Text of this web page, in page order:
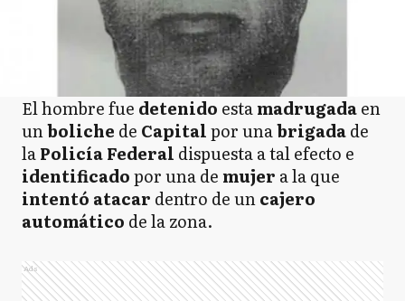
El hombre fue detenido estamadrugadaen
unboliche de Capitalpor unabrigadade
laPolicíaFederal dispuesta a tal efecto e
identificadopor una de mujer a la que
intentó atacar dentro de uncajero
automático de la zona.
Ads